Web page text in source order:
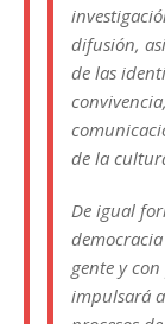
difusión,
de las
de la
De igual
gente y
impulsará